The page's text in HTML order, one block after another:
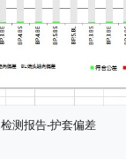
检测报告-护套偏差